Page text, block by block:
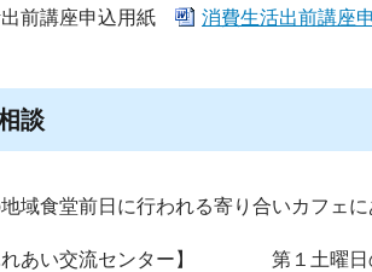
前講座申込用紙 消費生活出前講座
談
域食堂前日に行われる寄り合いカフェ
れあい交流センター】 第１土曜日